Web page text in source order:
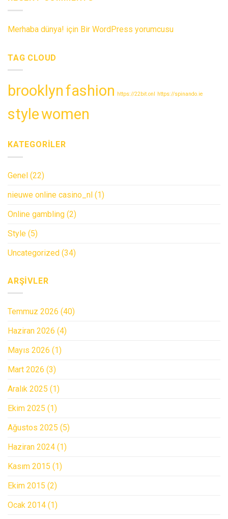
Merhaba dünya! için Bir WordPress yorumcusu
TAG CLOUD
brooklynfashion https://22bit.onl https://spinando.ie
stylewomen
KATEGORILER
Genel (22)
nieuwe online casino_nl (1)
Online gambling (2)
Style (5)
Uncategorized (34)
ARŞIVLER
Temmuz 2026 (40)
Haziran 2026 (4)
Mayıs 2026 (1)
Mart 2026 (3)
Aralık 2025 (1)
Ekim 2025 (1)
Ağustos 2025 (5)
Haziran 2024 (1)
Kasım 2015 (1)
Ekim 2015 (2)
Ocak 2014 (1)